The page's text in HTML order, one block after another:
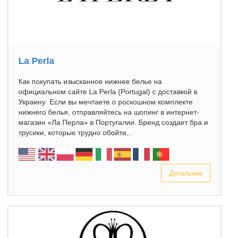
La Perla
Как покупать изысканное нижнее белье на
официальном сайте La Perla (Portugal) с доставкой в
Украину Если вы мечтаете о роскошном комплекте
нижнего белья, отправляйтесь на шопинг в интернет-
магазин «Ла Перла» в Португалии. Бренд создает бра и
трусики, которые трудно обойти...
Детальнее